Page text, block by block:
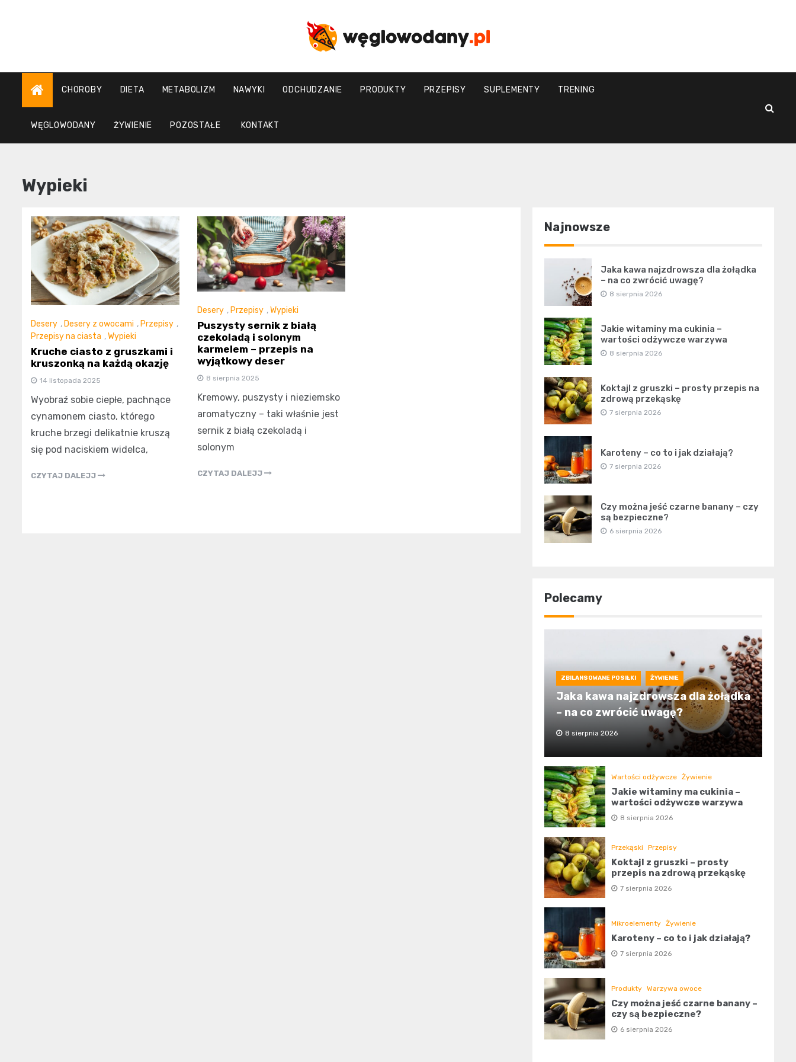
weglowodany.pl
CHOROBY DIETA METABOLIZM NAWYKI ODCHUDZANIE PRODUKTY PRZEPISY SUPLEMENTY TRENING
WĘGLOWODANY ŻYWIENIE POZOSTAŁE KONTAKT
Wypieki
Desery , Desery z owocami , Przepisy ,
Przepisy na ciasta ,Wypieki
Kruche ciasto z gruszkami i
kruszonką na każdą okazję
14 listopada 2025
Wyobraź sobie ciepłe, pachnące
cynamonem ciasto, którego
kruche brzegi delikatnie kruszą
się pod naciskiem widelca,
CZYTAJ DALEJJ
Desery , Przepisy ,Wypieki
Puszysty sernik z białą
czekoladą i solonym
karmelem – przepis na
wyjątkowy deser
8 sierpnia 2025
Kremowy, puszysty i nieziemsko
aromatyczny – taki właśnie jest
sernik z białą czekoladą i
solonym
CZYTAJ DALEJJ
Najnowsze
Jaka kawa najzdrowsza dla żołądka
– na co zwrócić uwagę?
8 sierpnia 2026
Jakie witaminy ma cukinia –
wartości odżywcze warzywa
8 sierpnia 2026
Koktajl z gruszki – prosty przepis na
zdrową przekąskę
7 sierpnia 2026
Karoteny – co to i jak działają?
7 sierpnia 2026
Czy można jeść czarne banany – czy
są bezpieczne?
6 sierpnia 2026
Polecamy
ZBILANSOWANE POSIŁKI ŻYWIENIE
Jaka kawa najzdrowsza dla żołądka
– na co zwrócić uwagę?
8 sierpnia 2026
Wartości odżywcze Żywienie
Jakie witaminy ma cukinia –
wartości odżywcze warzywa
8 sierpnia 2026
Przekąski Przepisy
Koktajl z gruszki – prosty
przepis na zdrową przekąskę
7 sierpnia 2026
Mikroelementy Żywienie
Karoteny – co to i jak działają?
7 sierpnia 2026
Produkty Warzywa owoce
Czy można jeść czarne banany –
czy są bezpieczne?
6 sierpnia 2026